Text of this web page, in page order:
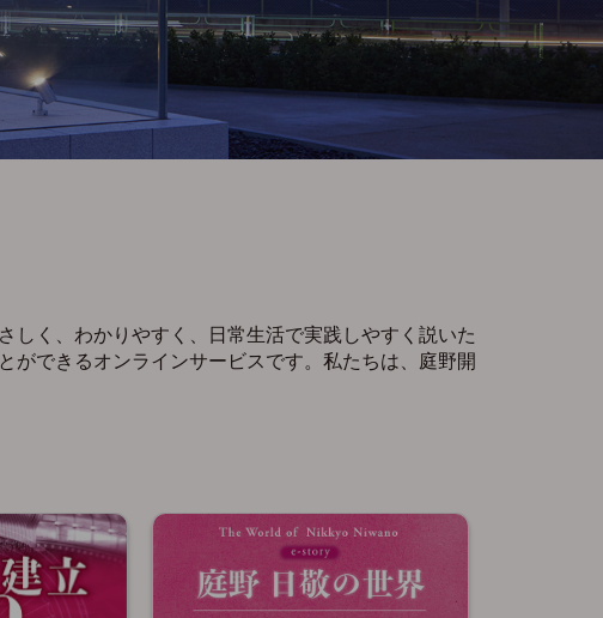
しく、わかりやすく、日常生活で実践しやすく説いた
ができるオンラインサービスです。私たちは、庭野開